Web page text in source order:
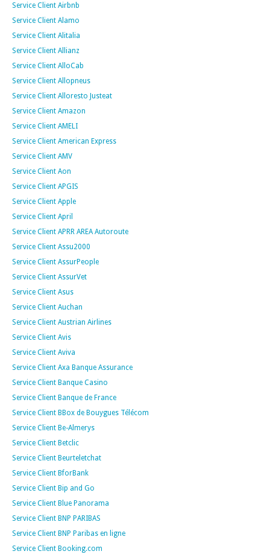
Service Client Airbnb
Service Client Alamo
Service Client Alitalia
Service Client Allianz
Service Client AlloCab
Service Client Allopneus
Service Client Alloresto Justeat
Service Client Amazon
Service Client AMELI
Service Client American Express
Service Client AMV
Service Client Aon
Service Client APGIS
Service Client Apple
Service Client April
Service Client APRR AREA Autoroute
Service Client Assu2000
Service Client AssurPeople
Service Client AssurVet
Service Client Asus
Service Client Auchan
Service Client Austrian Airlines
Service Client Avis
Service Client Aviva
Service Client Axa Banque Assurance
Service Client Banque Casino
Service Client Banque de France
Service Client BBox de Bouygues Télécom
Service Client Be-Almerys
Service Client Betclic
Service Client Beurteletchat
Service Client BforBank
Service Client Bip and Go
Service Client Blue Panorama
Service Client BNP PARIBAS
Service Client BNP Paribas en ligne
Service Client Booking.com